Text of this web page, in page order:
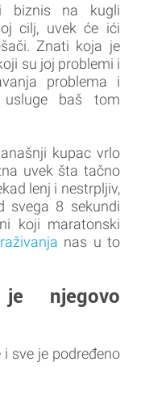
biznis na kugli
cilj, uvek će ići
Znati koja je
su joj problemi i
problema i
baš tom
kupac vrlo
uvek šta tačno
lenj i nestrpljiv,
svega 8 sekundi
koji maratonski
nas u to
njegovo
sve je podređeno